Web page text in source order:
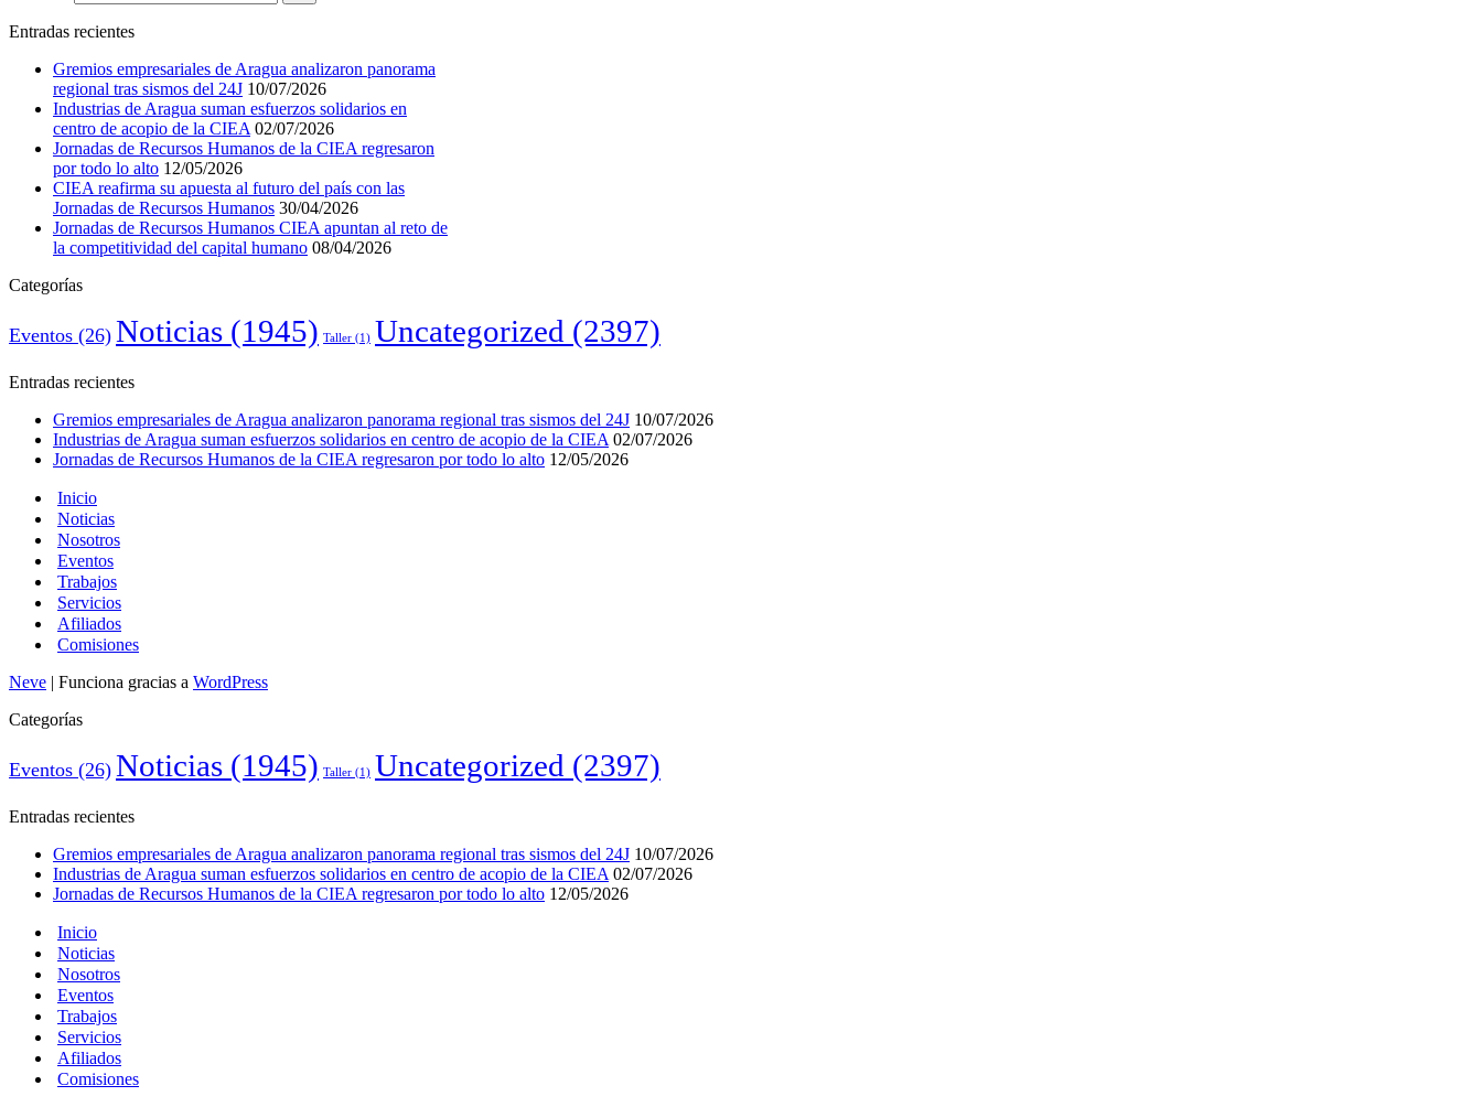
Entradas recientes
Gremios empresariales de Aragua analizaron panorama
regional tras sismos del 24J 10/07/2026
Industrias de Aragua suman esfuerzos solidarios en
centro de acopio de la CIEA 02/07/2026
Jornadas de Recursos Humanos de la CIEA regresaron
por todo lo alto 12/05/2026
CIEA reafirma su apuesta al futuro del país con las
Jornadas de Recursos Humanos 30/04/2026
Jornadas de Recursos Humanos CIEA apuntan al reto de
la competitividad del capital humano 08/04/2026
Categorías
Eventos (26) Noticias (1945) Taller (1) Uncategorized (2397)
Entradas recientes
Gremios empresariales de Aragua analizaron panorama regional tras sismos del 24J 10/07/2026
Industrias de Aragua suman esfuerzos solidarios en centro de acopio de la CIEA 02/07/2026
Jornadas de Recursos Humanos de la CIEA regresaron por todo lo alto 12/05/2026
Inicio
Noticias
Nosotros
Eventos
Trabajos
Servicios
Afiliados
Comisiones
Neve | Funciona gracias a WordPress
Categorías
Eventos (26) Noticias (1945) Taller (1) Uncategorized (2397)
Entradas recientes
Gremios empresariales de Aragua analizaron panorama regional tras sismos del 24J 10/07/2026
Industrias de Aragua suman esfuerzos solidarios en centro de acopio de la CIEA 02/07/2026
Jornadas de Recursos Humanos de la CIEA regresaron por todo lo alto 12/05/2026
Inicio
Noticias
Nosotros
Eventos
Trabajos
Servicios
Afiliados
Comisiones